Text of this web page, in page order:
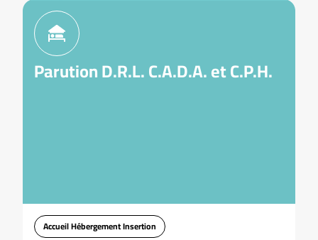
Parution D.R.L. C.A.D.A. et C.P.H.
Accueil Hébergement Insertion